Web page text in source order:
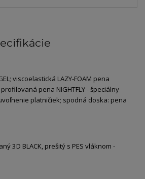
viscoelastická LAZY-FOAM pena
pena NIGHTFLY - špeciálny
platničiek; spodná doska: pena
3D BLACK, prešitý s PES vláknom -